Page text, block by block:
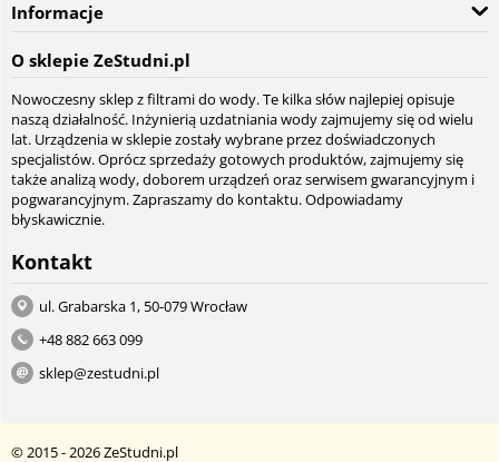
Informacje
O sklepie ZeStudni.pl
Nowoczesny sklep z filtrami do wody. Te kilka słów najlepiej opisuje
naszą działalność. Inżynierią uzdatniania wody zajmujemy się od wielu
lat. Urządzenia w sklepie zostały wybrane przez doświadczonych
specjalistów. Oprócz sprzedaży gotowych produktów, zajmujemy się
także analizą wody, doborem urządzeń oraz serwisem gwarancyjnym i
pogwarancyjnym. Zapraszamy do kontaktu. Odpowiadamy
błyskawicznie.
Kontakt
ul. Grabarska 1, 50-079 Wrocław
+48 882 663 099
sklep@zestudni.pl
© 2015 - 2026 ZeStudni.pl